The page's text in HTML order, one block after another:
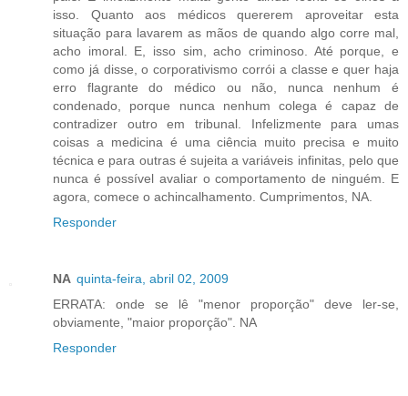
isso. Quanto aos médicos quererem aproveitar esta
situação para lavarem as mãos de quando algo corre mal,
acho imoral. E, isso sim, acho criminoso. Até porque, e
como já disse, o corporativismo corrói a classe e quer haja
erro flagrante do médico ou não, nunca nenhum é
condenado, porque nunca nenhum colega é capaz de
contradizer outro em tribunal. Infelizmente para umas
coisas a medicina é uma ciência muito precisa e muito
técnica e para outras é sujeita a variáveis infinitas, pelo que
nunca é possível avaliar o comportamento de ninguém. E
agora, comece o achincalhamento. Cumprimentos, NA.
Responder
NA quinta-feira, abril 02, 2009
ERRATA: onde se lê "menor proporção" deve ler-se,
obviamente, "maior proporção". NA
Responder